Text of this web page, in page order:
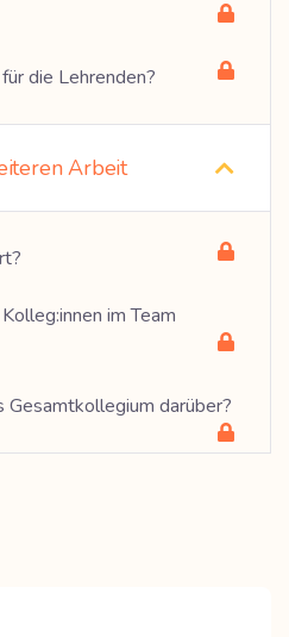
die Lehrenden?
Arbeit
im Team
darüber?